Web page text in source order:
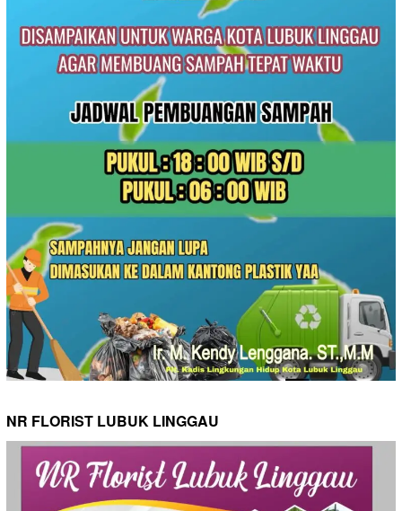
NR FLORIST LUBUK LINGGAU